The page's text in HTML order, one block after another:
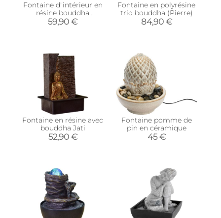
Fontaine d"intérieur en
résine bouddha
chanceux
59,90 €
Fontaine en polyrésine
trio bouddha (Pierre)
84,90 €
Fontaine en résine avec
bouddha Jati
52,90 €
Fontaine pomme de
pin en céramique
45 €